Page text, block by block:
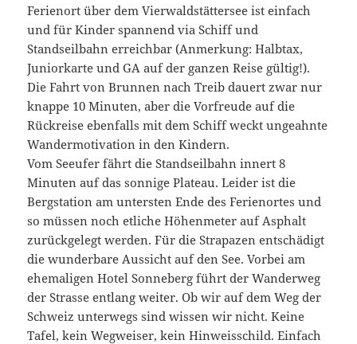
Ferienort über dem Vierwaldstättersee ist einfach
und für Kinder spannend via Schiff und
Standseilbahn erreichbar (Anmerkung: Halbtax,
Juniorkarte und GA auf der ganzen Reise gültig!).
Die Fahrt von Brunnen nach Treib dauert zwar nur
knappe 10 Minuten, aber die Vorfreude auf die
Rückreise ebenfalls mit dem Schiff weckt ungeahnte
Wandermotivation in den Kindern.
Vom Seeufer fährt die Standseilbahn innert 8
Minuten auf das sonnige Plateau. Leider ist die
Bergstation am untersten Ende des Ferienortes und
so müssen noch etliche Höhenmeter auf Asphalt
zurückgelegt werden. Für die Strapazen entschädigt
die wunderbare Aussicht auf den See. Vorbei am
ehemaligen Hotel Sonneberg führt der Wanderweg
der Strasse entlang weiter. Ob wir auf dem Weg der
Schweiz unterwegs sind wissen wir nicht. Keine
Tafel, kein Wegweiser, kein Hinweisschild. Einfach